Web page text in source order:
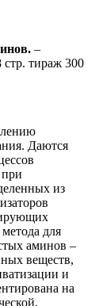
–
стр. тираж 300
Даются
при
из
для
аминов –
веществ,
и
на